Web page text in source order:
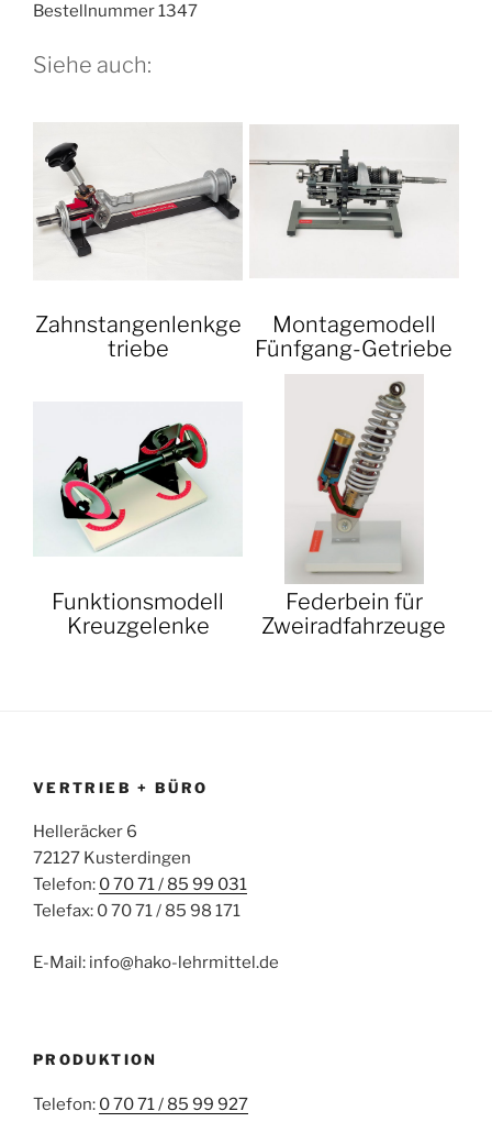
Bestellnummer 1347
Siehe auch:
Zahnstangenlenkge
triebe
Montagemodell
Fünfgang-Getriebe
Funktionsmodell
Kreuzgelenke
Federbein für
Zweiradfahrzeuge
VERTRIEB + BÜRO
Helleräcker 6
72127 Kusterdingen
Telefon: 0 70 71 / 85 99 031
Telefax: 0 70 71 / 85 98 171
E-Mail: info@hako-lehrmittel.de
PRODUKTION
Telefon: 0 70 71 / 85 99 927